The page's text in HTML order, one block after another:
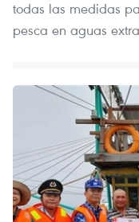
todas las medidas
pesca en aguas